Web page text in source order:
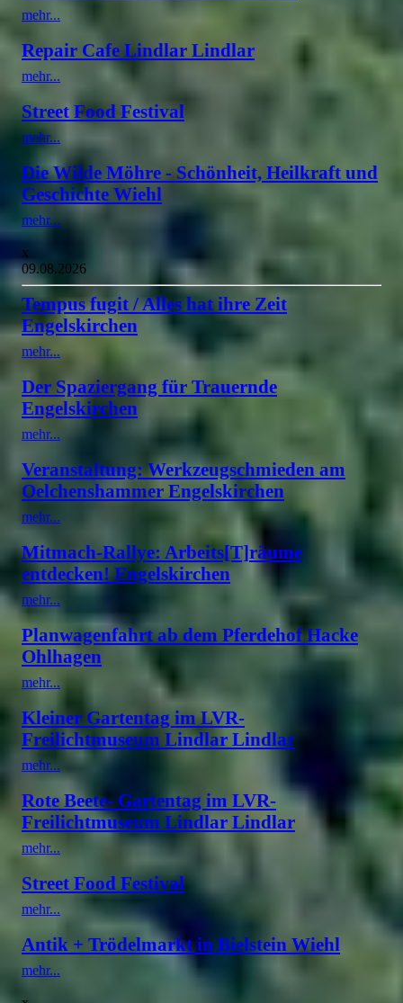
mehr...
Repair Cafe Lindlar Lindlar
mehr...
Street Food Festival
mehr...
Die Wilde Möhre - Schönheit, Heilkraft und
Geschichte Wiehl
mehr...
x
09.08.2026
Tempus fugit / Alles hat ihre Zeit
Engelskirchen
mehr...
Der Spaziergang für Trauernde
Engelskirchen
mehr...
Veranstaltung: Werkzeugschmieden am
Oelchenshammer Engelskirchen
mehr...
Mitmach-Rallye: Arbeits[T]räume
entdecken! Engelskirchen
mehr...
Planwagenfahrt ab dem Pferdehof Hacke
Ohlhagen
mehr...
Kleiner Gartentag im LVR-
Freilichtmuseum Lindlar Lindlar
mehr...
Rote Beete- Gartentag im LVR-
Freilichtmuseum Lindlar Lindlar
mehr...
Street Food Festival
mehr...
Antik + Trödelmarkt in Bielstein Wiehl
mehr...